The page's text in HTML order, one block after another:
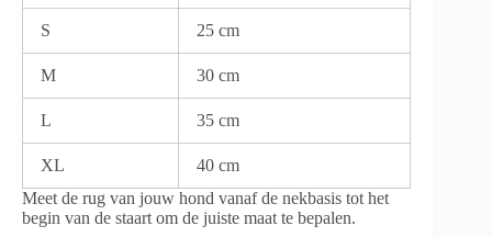
S 25 cm
M 30 cm
L 35 cm
XL
40 cm
Meet de rug van jouw hond vanaf de nekbasis tot het
begin van de staart om de juiste maat te bepalen.